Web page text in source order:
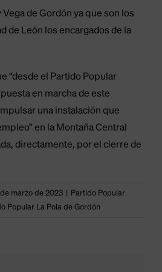
de Gordón ya que son los
de León los encargados de la
“desde el Partido Popular
en marcha de este
una instalación que
en la Montaña Central
directamente, por el cierre de
marzo de 2023
Partido Popular
Popular La Pola de Gordón